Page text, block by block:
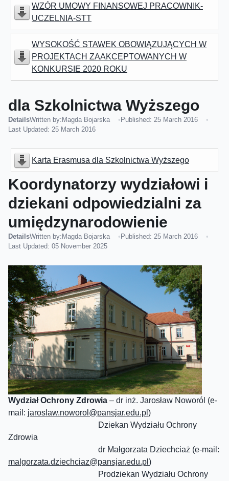
WZÓR UMOWY FINANSOWEJ PRACOWNIK-
UCZELNIA-STT
WYSOKOŚĆ STAWEK OBOWIĄZUJĄCYCH W
PROJEKTACH ZAAKCEPTOWANYCH W
KONKURSIE 2020 ROKU
dla Szkolnictwa Wyższego
DetailsWritten by:Magda Bojarska
Published: 25 March 2016
Last Updated: 25 March 2016
Karta Erasmusa dla Szkolnictwa Wyższego
Koordynatorzy wydziałowi i
dziekani odpowiedzialni za
umiędzynarodowienie
DetailsWritten by:Magda Bojarska
Published: 25 March 2016
Last Updated: 05 November 2025
Wydział Ochrony Zdrowia – dr inż. Jarosław Noworól (e-
mail: jaroslaw.noworol@pansjar.edu.pl )
Dziekan Wydziału Ochrony
Zdrowia
dr Małgorzata Dziechciaż (e-mail:
malgorzata.dziechciaz@pansjar.edu.pl )
Prodziekan Wydziału Ochrony